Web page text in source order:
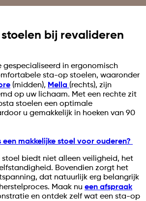
bij revalideren
gespecialiseerd in ergonomisch
sta-op stoelen, waaronder
(midden), Mella (rechts), zijn
op uw lichaam. Met een rechte zit
stoelen een optimale
u gemakkelijk in hoeken van 90
een makkelijke stoel voor ouderen?
stoel biedt niet alleen veiligheid, het
Bovendien zorgt het
dat natuurlijk erg belangrijk
Maak nu een afspraak
en ontdek zelf wat een sta-op